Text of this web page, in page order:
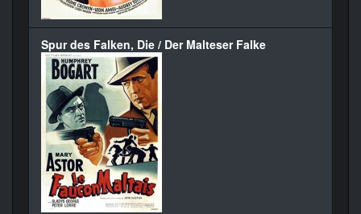
Spur des Falken, Die / Der Malteser Falke